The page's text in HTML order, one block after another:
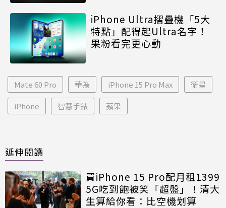
iPhone Ultra摺疊機「5大
特點」配得起Ultra名字！
果粉看完更心動
Mate 60 Pro 華為 iPhone 15 Pro Max 衛星
iPhone 智慧手錶 蘋果
延伸閱讀
買iPhone 15 Pro配月租1399
5G吃到飽被笑「超盤」！清大
生算給你看：比空機划算